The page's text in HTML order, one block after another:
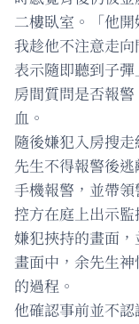
二樓臥室。「他
我趁他不注意走
表示隨即聽到子
房間質問是否報
血。
隨後嫌犯入房搜
先生不得報警後
手機報警，並帶領
控方在庭上出示
嫌犯挾持的畫面
畫面中，余先生
的過程。
他確認事前並不